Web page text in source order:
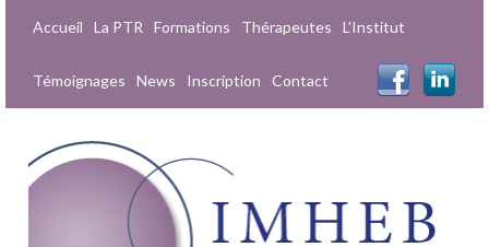
Accueil La PTR Formations Thérapeutes L’Institut
Témoignages News Inscription Contact